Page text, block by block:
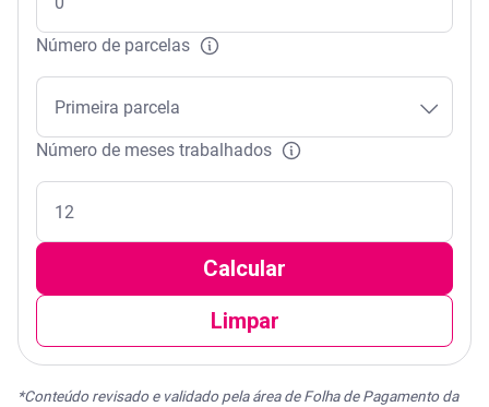
Número de parcelas
Número de meses trabalhados
Calcular
Limpar
*Conteúdo revisado e validado pela área de Folha de Pagamento da